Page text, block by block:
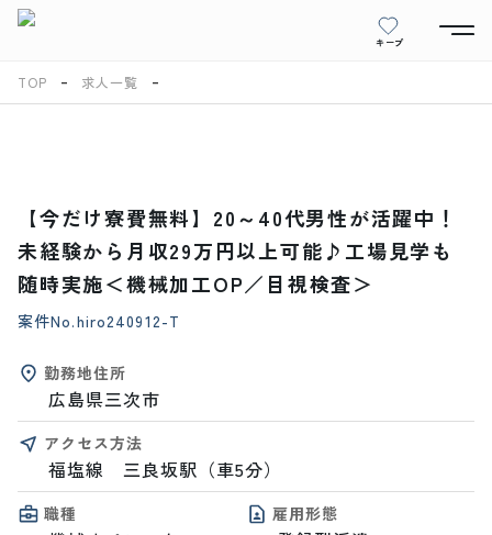
キープ
TOP 求人一覧
【今だけ寮費無料】20～40代男性が活躍中！
未経験から月収29万円以上可能♪工場見学も
随時実施＜機械加工OP／目視検査＞
案件No.hiro240912-T
勤務地住所
広島県三次市
アクセス方法
福塩線　三良坂駅（車5分）
職種 雇用形態